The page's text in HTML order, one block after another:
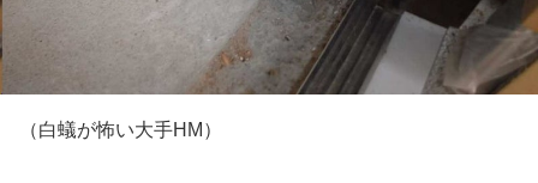
（白蟻が怖い大手HM）